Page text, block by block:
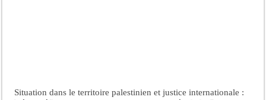
Situation dans le territoire palestinien et justice internationale :